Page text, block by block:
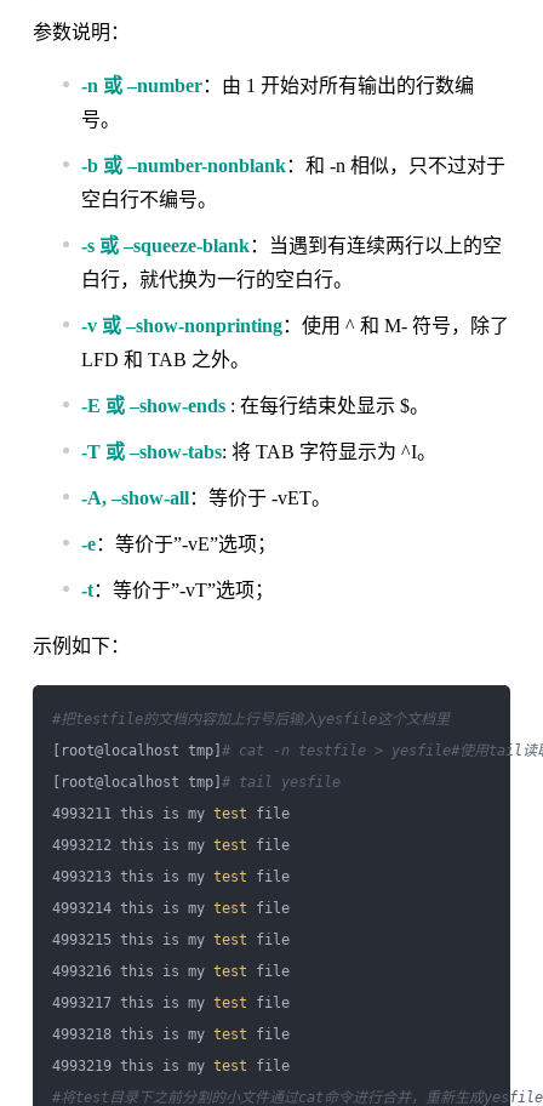
参数说明：
-n 或 –number：由 1 开始对所有输出的行数编
号。
-b 或 –number-nonblank：和 -n 相似，只不过对于
空白行不编号。
-s 或 –squeeze-blank：当遇到有连续两行以上的空
白行，就代换为一行的空白行。
-v 或 –show-nonprinting：使用 ^ 和 M- 符号，除了
LFD 和 TAB 之外。
-E 或 –show-ends: 在每行结束处显示 $。
-T 或 –show-tabs: 将 TAB 字符显示为 ^I。
-A, –show-all：等价于 -vET。
-e：等价于”-vE”选项；
-t：等价于”-vT”选项；
示例如下：
#把testfile的文档内容加上行号后输入yesfile这个文档里
[root@localhost tmp] # cat -n testfile > yesfile#使用tail读
[root@localhost tmp] # tail yesfile
4993211 this is my test file
4993212 this is my test file
4993213 this is my test file
4993214 this is my test file
4993215 this is my test file
4993216 this is my test file
4993217 this is my test file
4993218 this is my test file
4993219 this is my test
file
#将test目录下之前分割的小文件通过cat命令进行合并，重新生成